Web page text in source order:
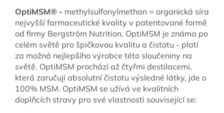
OptiMSM® - methylsulfonylmethan = organická síra
nejvyšší farmaceutické kvality v patentované formě
od firmy Bergström Nutrition. OptiMSM je známa po
celém světě pro špičkovou kvalitu a čistotu - platí
za možná nejlepšího výrobce této sloučeniny na
světě. OptiMSM prochází až čtyřmi destilacemi,
která zaručují absolutní čistotu výsledné látky, jde o
100% MSM. OptiMSM se užívá ve kvalitních
doplňcích stravy pro své vlastnosti související se: